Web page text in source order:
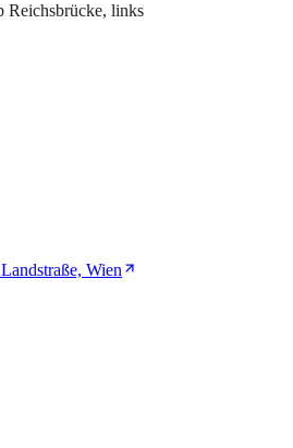
Reichsbrücke, links
Wien